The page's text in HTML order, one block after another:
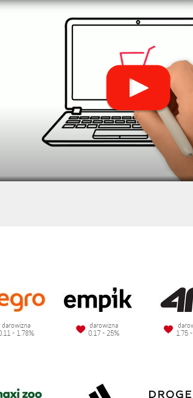
darowizna
- 1.78%
darowizna
0.17 - 25%
1.75